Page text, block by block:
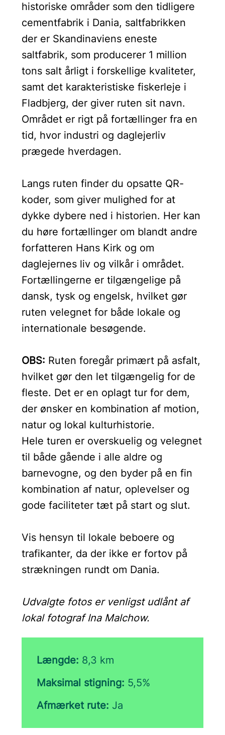
historiske områder som den tidligere
cementfabrik i Dania, saltfabrikken
der er Skandinaviens eneste
saltfabrik, som producerer 1 million
tons salt årligt i forskellige kvaliteter,
samt det karakteristiske fiskerleje i
Fladbjerg, der giver ruten sit navn.
Området er rigt på fortællinger fra en
tid, hvor industri og daglejerliv
prægede hverdagen.
Langs ruten finder du opsatte QR-
koder, som giver mulighed for at
dykke dybere ned i historien. Her kan
du høre fortællinger om blandt andre
forfatteren Hans Kirk og om
daglejernes liv og vilkår i området.
Fortællingerne er tilgængelige på
dansk, tysk og engelsk, hvilket gør
ruten velegnet for både lokale og
internationale besøgende.
OBS: Ruten foregår primært på asfalt,
hvilket gør den let tilgængelig for de
fleste. Det er en oplagt tur for dem,
der ønsker en kombination af motion,
natur og lokal kulturhistorie.
Hele turen er overskuelig og velegnet
til både gående i alle aldre og
barnevogne, og den byder på en fin
kombination af natur, oplevelser og
gode faciliteter tæt på start og slut.
Vis hensyn til lokale beboere og
trafikanter, da der ikke er fortov på
strækningen rundt om Dania.
Udvalgte fotos er venligst udlånt af
lokal fotograf Ina Malchow.
Længde: 8,3 km
Maksimal stigning: 5,5%
Afmærket rute: Ja